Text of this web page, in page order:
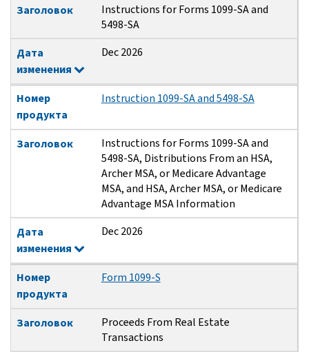
Заголовок
Instructions for Forms 1099-SA and
5498-SA
Дата
изменения
Dec 2026
Номер
продукта
Instruction 1099-SA and 5498-SA
Заголовок
Instructions for Forms 1099-SA and
5498-SA, Distributions From an HSA,
Archer MSA, or Medicare Advantage
MSA, and HSA, Archer MSA, or Medicare
Advantage MSA Information
Дата
изменения
Dec 2026
Номер
продукта
Form 1099-S
Заголовок
Proceeds From Real Estate
Transactions